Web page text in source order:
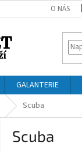
O NÁS
GALANTERIE
Scuba
Scuba